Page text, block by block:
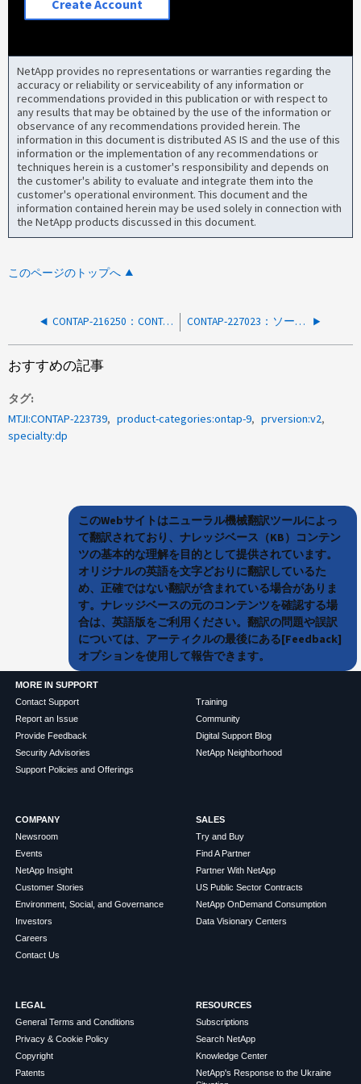
Create Account
NetApp provides no representations or warranties regarding the
accuracy or reliability or serviceability of any information or
recommendations provided in this publication or with respect to
any results that may be obtained by the use of the information or
observance of any recommendations provided herein. The
information in this document is distributed AS IS and the use of this
information or the implementation of any recommendations or
techniques herein is a customer's responsibility and depends on
the customer's ability to evaluate and integrate them into the
customer's operational environment. This document and the
information contained herein may be used solely in connection with
the NetApp products discussed in this document.
このページのトップへ
CONTAP-216250：CONTAP-216250 SM-Cファイルベースのクラウドリストアが遅い CONTAP-227023：ソースを9.14.1にアップグレードしたあとにXDPデスティネーションで不整合が報告される
おすすめの記事
タグ
MTJI:CONTAP-223739
product-categories:ontap-9
prversion:v2
specialty:dp
このWebサイトはニューラル機械翻訳ツールによっ
て翻訳されており、ナレッジベース（KB）コンテン
ツの基本的な理解を目的として提供されています。
オリジナルの英語を文字どおりに翻訳しているた
め、正確ではない翻訳が含まれている場合がありま
す。ナレッジベースの元のコンテンツを確認する場
合は、英語版をご利用ください。翻訳の問題や誤訳
については、アーティクルの最後にある[Feedback]
オプションを使用して報告できます。
MORE IN SUPPORT
Contact Support
Report an Issue
Provide Feedback
Security Advisories
Support Policies and Offerings
Training
Community
Digital Support Blog
NetApp Neighborhood
COMPANY
Newsroom
Events
NetApp Insight
Customer Stories
Environment, Social, and Governance
Investors
Careers
Contact Us
SALES
Try and Buy
Find A Partner
Partner With NetApp
US Public Sector Contracts
NetApp OnDemand Consumption
Data Visionary Centers
LEGAL
General Terms and Conditions
Privacy & Cookie Policy
Copyright
Patents
RESOURCES
Subscriptions
Search NetApp
Knowledge Center
NetApp's Response to the Ukraine